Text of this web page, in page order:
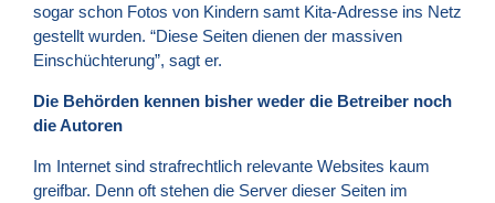
sogar schon Fotos von Kindern samt Kita-Adresse ins Netz
gestellt wurden. “Diese Seiten dienen der massiven
Einschüchterung”, sagt er.
Die Behörden kennen bisher weder die Betreiber noch
die Autoren
Im Internet sind strafrechtlich relevante Websites kaum
greifbar. Denn oft stehen die Server dieser Seiten im